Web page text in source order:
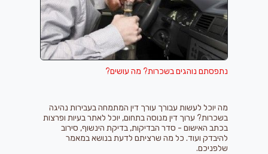
נתפסתם נוהגים בשכרות? מה עושים?
מה יוכל לעשות עבורך עורך דין המתמחה בעבירות נהיגה
בשכרות? ערוך דין מנוסה בתחום, יוכל לאתר בעיות ופרצות
בכתב האישום - סדר הבדיקות, בדיקת הינשוף, סירוב
להיבדק ועוד. כל מה שרציתם לדעת בנושא במאמר
שלפניכם.